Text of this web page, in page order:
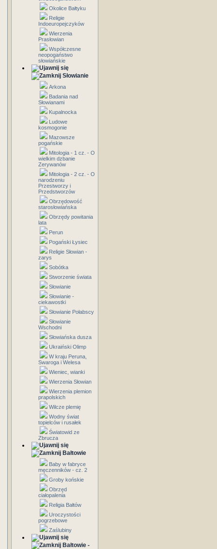
Okolice Bałtyku
Religie
Indoeuropejczyków
Wierzenia
Prasłowian
Współczesne
neopogaństwo
słowiańskie
Słowianie
Arkona
Badania nad
Słowianami
Kupalnocka
Ludowe
kosmogonie
Mazowsze
pogańskie
Mitologia - 1 cz. - O
wielkim dzbanie
Zerywanów
Mitologia - 2 cz. - O
narodzeniu
Przestworzy i
Przedstworzów
Obrzędowość
starosłowiańska
Obrzędy powitania
lata
Perun
Pogański Łysiec
Religie Słowian -
zarys
Sobótka
Stworzenie świata
Słowianie
Słowianie -
ciekawostki
Słowianie Połabscy
Słowianie
Wschodni
Słowiańska dusza
Ukraiński Olimp
W kraju Peruna,
Swaroga i Welesa
Wieniec, wianki
Wierzenia Słowian
Wierzenia plemion
prapolskich
Wilcze plemię
Wodny świat
topielców i rusałek
Światowid ze
Zbrucza
Bałtowie
Baby w fabryce
męczenników - cz. 2
Groby końskie
Obrzęd
ciałopalenia
Religia Bałtów
Uroczystości
pogrzebowe
Zaślubiny
Bałtowie -